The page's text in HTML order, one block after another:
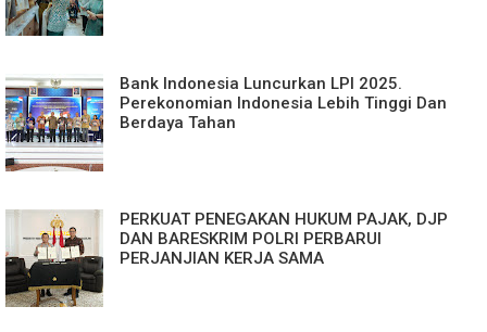
Bank Indonesia Luncurkan LPI 2025.
Perekonomian Indonesia Lebih Tinggi Dan
Berdaya Tahan
PERKUAT PENEGAKAN HUKUM PAJAK, DJP
DAN BARESKRIM POLRI PERBARUI
PERJANJIAN KERJA SAMA